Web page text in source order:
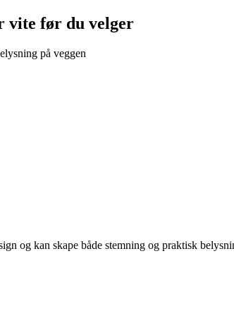
vite før du velger
på veggen
og kan skape både stemning og praktisk